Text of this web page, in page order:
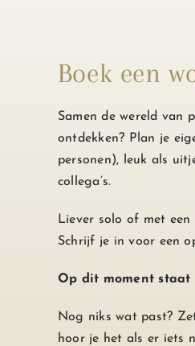
Boek een
Samen de wereld van
ontdekken? Plan je
personen), leuk als
collega’s.
Liever solo of met een
Schrijf je in voor een
Op dit moment staat
Nog niks wat past?
hoor je het als er iets